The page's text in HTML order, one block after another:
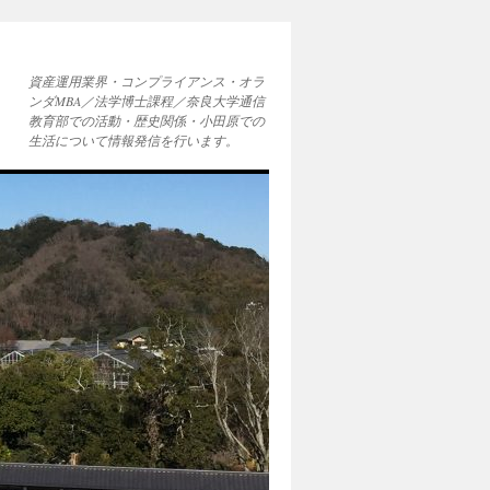
資産運用業界・コンプライアンス・オラ
ンダMBA／法学博士課程／奈良大学通信
教育部での活動・歴史関係・小田原での
生活について情報発信を行います。